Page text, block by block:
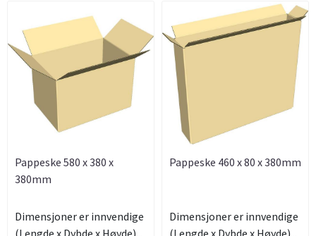
Pappeske 580 x 380 x
380mm
Dimensjoner er innvendige
(Lengde x Dybde x Høyde)...
Pappeske 460 x 80 x 380mm
Dimensjoner er innvendige
(Lengde x Dybde x Høyde)...